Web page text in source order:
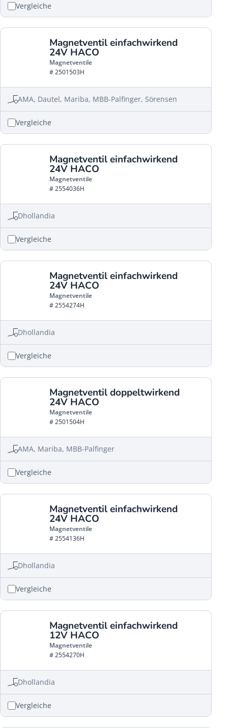
Vergleiche
Magnetventil einfachwirkend
24V HACO
Magnetventile
# 2501503H
AMA, Dautel, Mariba, MBB-Palfinger, Sörensen
Vergleiche
Magnetventil einfachwirkend
24V HACO
Magnetventile
# 2554036H
Dhollandia
Vergleiche
Magnetventil einfachwirkend
24V HACO
Magnetventile
# 2554274H
Dhollandia
Vergleiche
Magnetventil doppeltwirkend
24V HACO
Magnetventile
# 2501504H
AMA, Mariba, MBB-Palfinger
Vergleiche
Magnetventil einfachwirkend
24V HACO
Magnetventile
# 2554136H
Dhollandia
Vergleiche
Magnetventil einfachwirkend
12V HACO
Magnetventile
# 2554270H
Dhollandia
Vergleiche